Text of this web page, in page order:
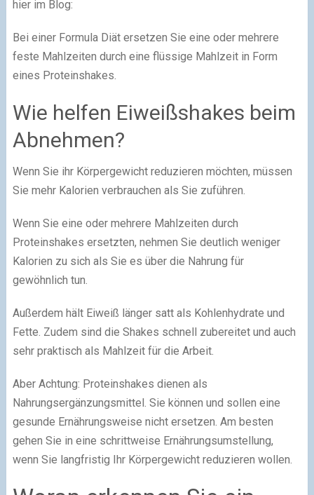
hier im Blog:
Bei einer Formula Diät ersetzen Sie eine oder mehrere
feste Mahlzeiten durch eine flüssige Mahlzeit in Form
eines Proteinshakes.
Wie helfen Eiweißshakes beim
Abnehmen?
Wenn Sie ihr Körpergewicht reduzieren möchten, müssen
Sie mehr Kalorien verbrauchen als Sie zuführen.
Wenn Sie eine oder mehrere Mahlzeiten durch
Proteinshakes ersetzten, nehmen Sie deutlich weniger
Kalorien zu sich als Sie es über die Nahrung für
gewöhnlich tun.
Außerdem hält Eiweiß länger satt als Kohlenhydrate und
Fette. Zudem sind die Shakes schnell zubereitet und auch
sehr praktisch als Mahlzeit für die Arbeit.
Aber Achtung: Proteinshakes dienen als
Nahrungsergänzungsmittel. Sie können und sollen eine
gesunde Ernährungsweise nicht ersetzen. Am besten
gehen Sie in eine schrittweise Ernährungsumstellung,
wenn Sie langfristig Ihr Körpergewicht reduzieren wollen.